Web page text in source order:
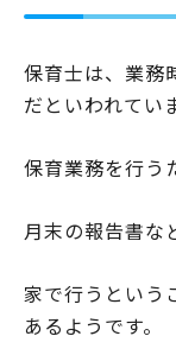
保育士は、業務
だといわれてい
保育業務を行う
月末の報告書な
家で行うという
あるようです。